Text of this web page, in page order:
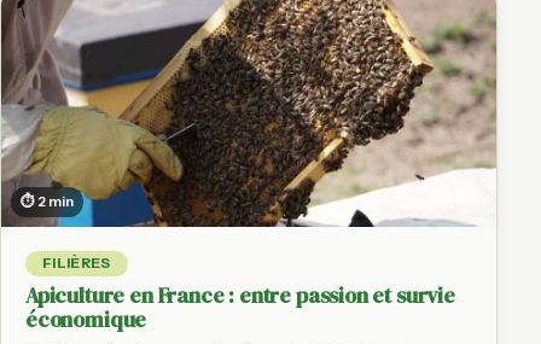
⏱ 2 min
FILIÈRES
Apiculture en France : entre passion et survie
économique